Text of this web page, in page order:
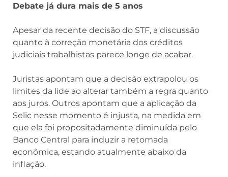
Debate já dura mais de 5 anos
Apesar da recente decisão do STF, a discussão
quanto à correção monetária dos créditos
judiciais trabalhistas parece longe de acabar.
Juristas apontam que a decisão extrapolou os
limites da lide ao alterar também a regra quanto
aos juros. Outros apontam que a aplicação da
Selic nesse momento é injusta, na medida em
que ela foi propositadamente diminuída pelo
Banco Central para induzir a retomada
econômica, estando atualmente abaixo da
inflação.